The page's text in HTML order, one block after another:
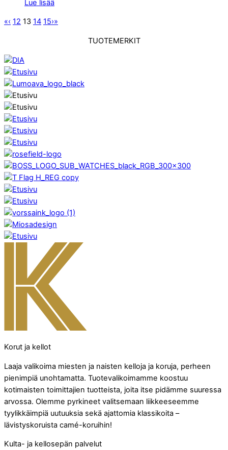
Lue lisää
«‹ 12 13 14 15›»
TUOTEMERKIT
Korut ja kellot
Laaja valikoima miesten ja naisten kelloja ja koruja, perheen
pienimpiä unohtamatta. Tuotevalikoimamme koostuu
kotimaisten toimittajien tuotteista, joita itse pidämme suuressa
arvossa. Olemme pyrkineet valitsemaan liikkeeseemme
tyylikkäimpiä uutuuksia sekä ajattomia klassikoita –
lävistyskoruista camé-koruihin!
Kulta- ja kellosepän palvelut